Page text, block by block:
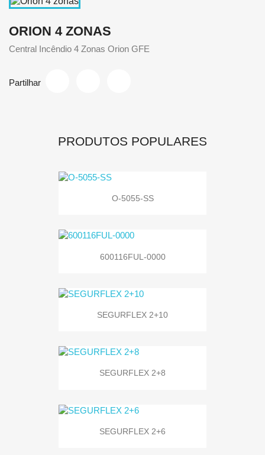
ORION 4 ZONAS
Central Incêndio 4 Zonas Orion GFE
Partilhar
PRODUTOS POPULARES
O-5055-SS
600116FUL-0000
SEGURFLEX 2+10
SEGURFLEX 2+8
SEGURFLEX 2+6